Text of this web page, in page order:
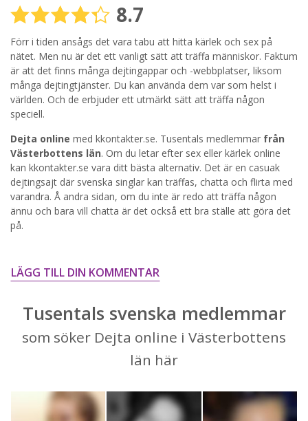
Genom att registrera godkänner jagVillkorenoch
Sekretesspolicyn
. Jag godkänner att ta emot information och
reklam via e-post från hemsidans operatörer. Jag kan dra
tillbaka godkännande när jag vill.
8.7
Förr i tiden ansågs det vara tabu att hitta kärlek och sex på
nätet. Men nu är det ett vanligt sätt att träffa människor. Faktum
är att det finns många dejtingappar och -webbplatser, liksom
många dejtingtjänster. Du kan använda dem var som helst i
världen. Och de erbjuder ett utmärkt sätt att träffa någon
speciell.
Dejta online med kkontakter.se. Tusentals medlemmar från
Västerbottens län. Om du letar efter sex eller kärlek online
kan kkontakter.se vara ditt bästa alternativ. Det är en casuak
dejtingsajt där svenska singlar kan träffas, chatta och flirta med
varandra. Å andra sidan, om du inte är redo att träffa någon
ännu och bara vill chatta är det också ett bra ställe att göra det
på.
LÄGG TILL DIN KOMMENTAR
Tusentals svenska medlemmar
som söker Dejta online i Västerbottens
län här